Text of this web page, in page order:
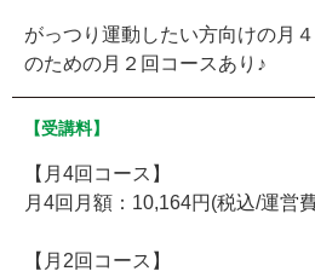
がっつり運動したい方向けの月
のための月２回コースあり♪
【受講料】
【月4回コース】
月4回月額：10,164円(税込/運営
【月2回コース】